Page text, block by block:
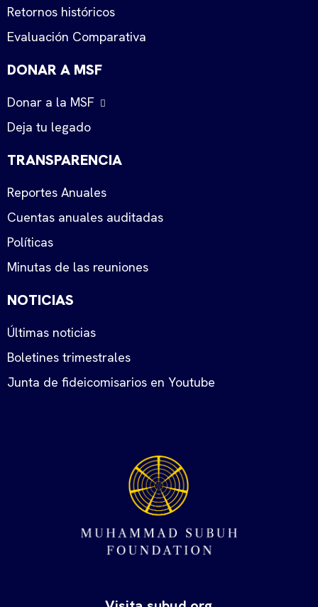
Retornos históricos
Evaluación Comparativa
DONAR A MSF
Donar a la MSF
Deja tu legado
TRANSPARENCIA
Reportes Anuales
Cuentas anuales auditadas
Políticas
Minutas de las reuniones
NOTICIAS
Últimas noticias
Boletines trimestrales
Junta de fideicomisarios en Youtube